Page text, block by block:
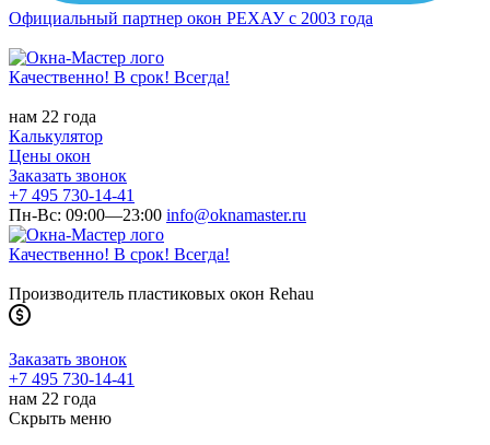
Официальный партнер окон РЕХАУ с 2003 года
Качественно! В срок! Всегда!
нам 22 года
Калькулятор
Цены окон
Заказать звонок
+7 495 730-14-41
Пн-Вс: 09:00—23:00 info@oknamaster.ru
Качественно! В срок! Всегда!
Производитель пластиковых окон Rehau
Заказать звонок
+7 495 730-14-41
нам 22 года
Скрыть меню